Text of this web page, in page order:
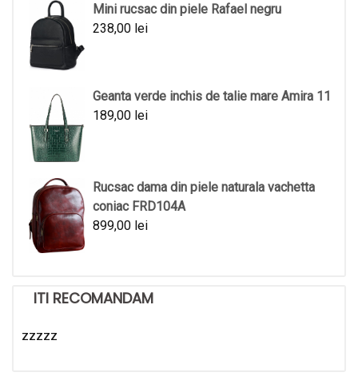
Mini rucsac din piele Rafael negru
238,00 lei
Geanta verde inchis de talie mare Amira 11
189,00 lei
Rucsac dama din piele naturala vachetta
coniac FRD104A
899,00 lei
ITI RECOMANDAM
zzzzz